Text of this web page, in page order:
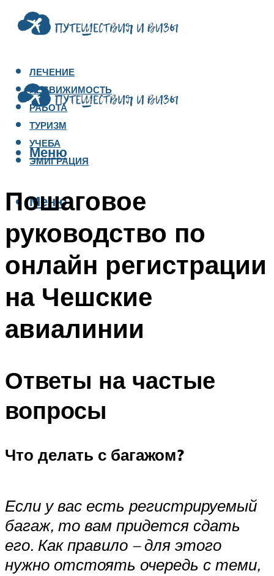
ЛЕЧЕНИЕ
НЕДВИЖИМОСТЬ
РАБОТА
ТУРИЗМ
УЧЕБА
ЭМИГРАЦИЯ
Меню
Меню
Пошаговое
руководство по
онлайн регистрации
на Чешские
авиалинии
Ответы на частые
вопросы
Что делать с багажом?
Если у вас есть регистрируемый
багаж, то вам придется сдать
его. Как правило – для этого
нужно отстоять очередь с теми,